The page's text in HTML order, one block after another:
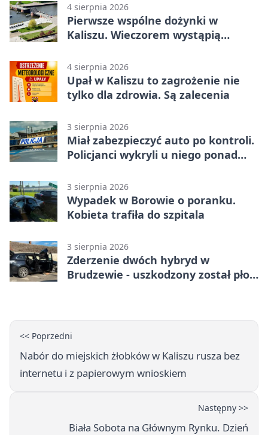
4 sierpnia 2026
Pierwsze wspólne dożynki w
Kaliszu. Wieczorem wystąpią
4 sierpnia 2026
Upał w Kaliszu to zagrożenie nie
tylko dla zdrowia. Są zalecenia
3 sierpnia 2026
Miał zabezpieczyć auto po kontroli.
Policjanci wykryli u niego ponad
3 sierpnia 2026
Wypadek w Borowie o poranku.
Kobieta trafiła do szpitala
3 sierpnia 2026
Zderzenie dwóch hybryd w
Brudzewie - uszkodzony został płot
<< Poprzedni
Nabór do miejskich żłobków w Kaliszu rusza bez
internetu i z papierowym wnioskiem
Następny >>
Biała Sobota na Głównym Rynku. Dzień